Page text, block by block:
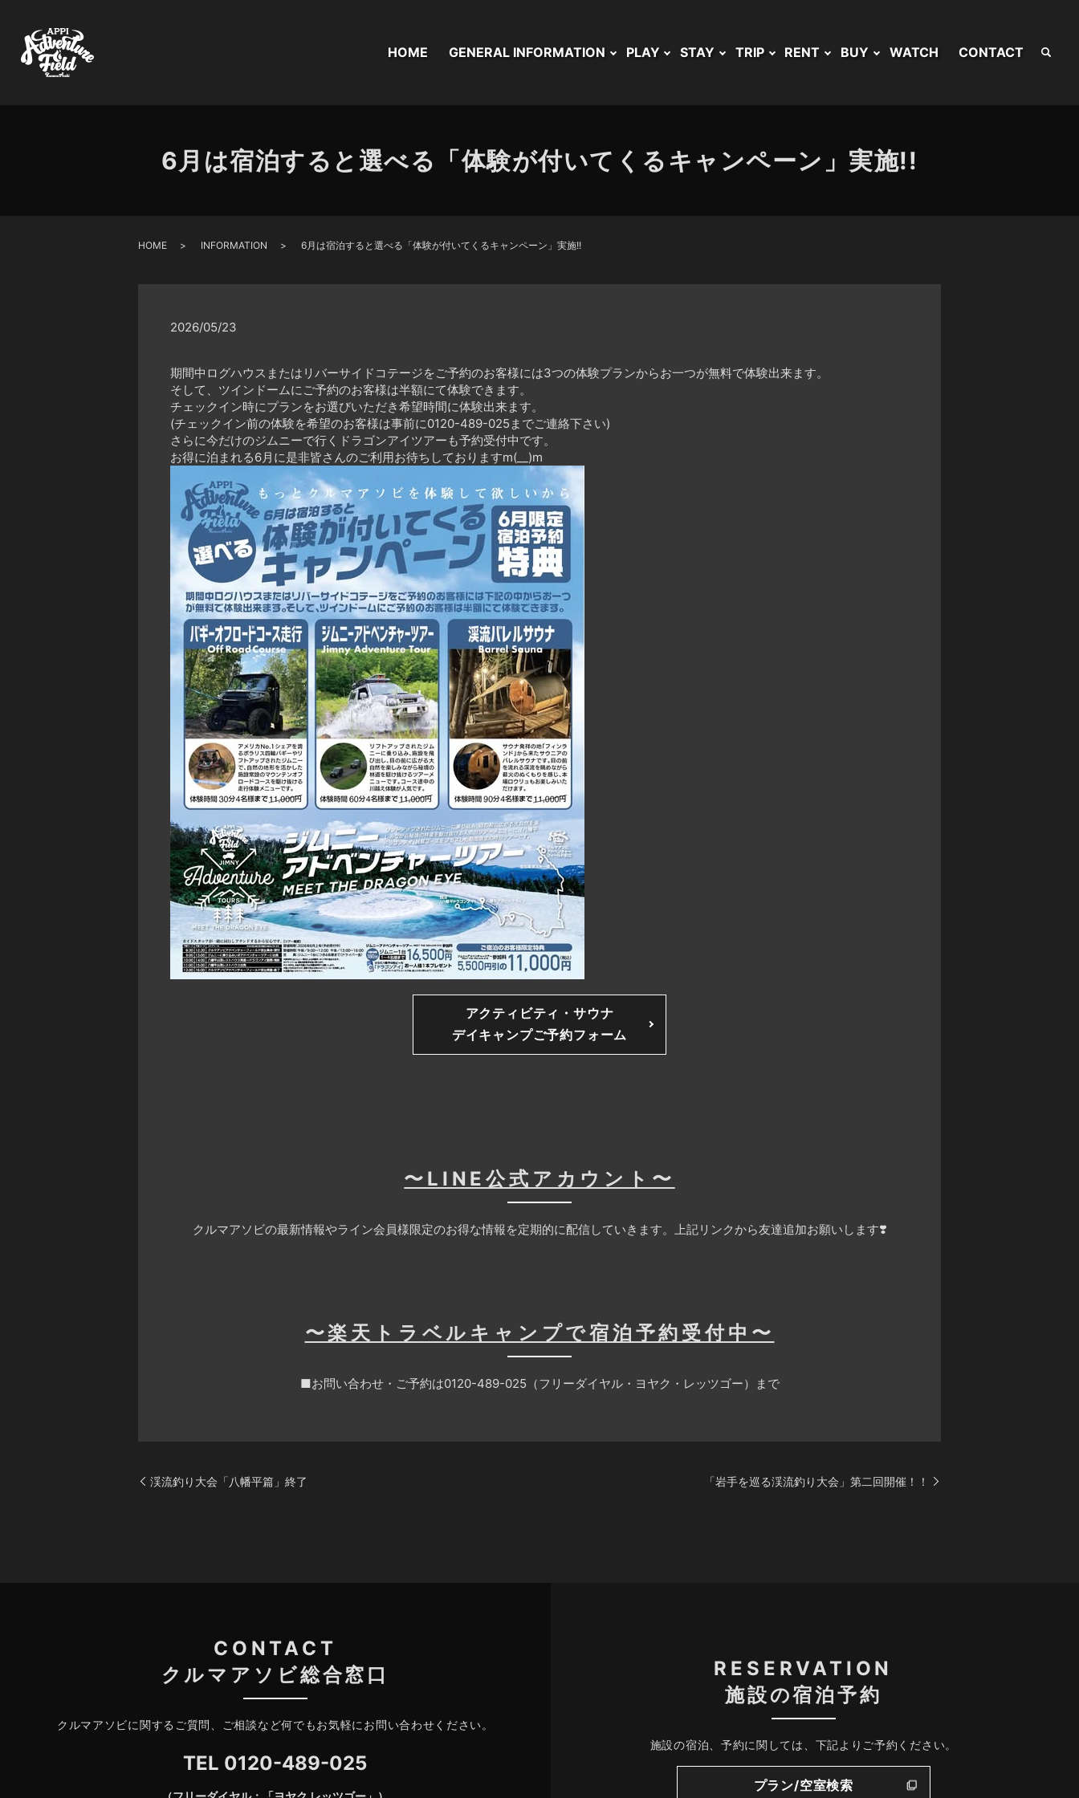
HOME GENERAL INFORMATION PLAY STAY TRIP RENT BUY WATCH CONTACT
6月は宿泊すると選べる「体験が付いてくるキャンペーン」実施!!
HOME INFORMATION 6月は宿泊すると選べる「体験が付いてくるキャンペーン」実施!!
2026/05/23
期間中ログハウスまたはリバーサイドコテージをご予約のお客様には3つの体験プランからお一つが無料で体験出来ます。
そして、ツインドームにご予約のお客様は半額にて体験できます。
チェックイン時にプランをお選びいただき希望時間に体験出来ます。
(チェックイン前の体験を希望のお客様は事前に0120-489-025までご連絡下さい)
さらに今だけのジムニーで行くドラゴンアイツアーも予約受付中です。
お得に泊まれる6月に是非皆さんのご利用お待ちしておりますm(__)m
アクティビティ・サウナ
デイキャンプご予約フォーム
〜LINE公式アカウント〜
クルマアソビの最新情報やライン会員様限定のお得な情報を定期的に配信していきます。上記リンクから友達追加お願いします❣️
〜楽天トラベルキャンプで宿泊予約受付中〜
■お問い合わせ・ご予約は0120-489-025（フリーダイヤル・ヨヤク・レッツゴー）まで
渓流釣り大会「八幡平篇」終了 「岩手を巡る渓流釣り大会」第二回開催！！
CONTACT
クルマアソビ総合窓口
クルマアソビに関するご質問、ご相談など何でもお気軽にお問い合わせください。
TEL 0120-489-025
RESERVATION
施設の宿泊予約
施設の宿泊、予約に関しては、下記よりご予約ください。
プラン/空室検索